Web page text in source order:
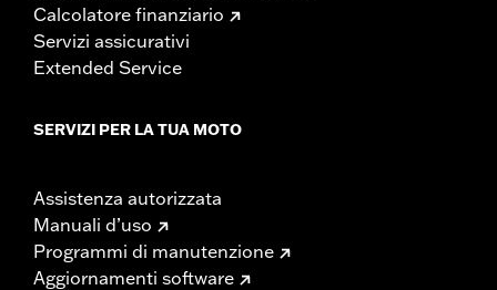
Calcolatore finanziario
Servizi assicurativi
Extended Service
SERVIZI PER LA TUA MOTO
Assistenza autorizzata
Manuali d’uso
Programmi di manutenzione
Aggiornamenti software